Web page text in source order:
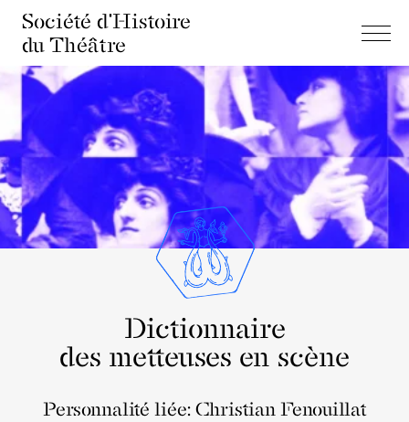
Société d'Histoire
du Théâtre
Dictionnaire
des metteuses en scène
Personnalité liée: Christian Fenouillat